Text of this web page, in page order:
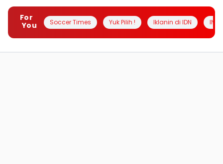
For
You
Soccer Times Yuk Pilih ! Iklanin di IDN